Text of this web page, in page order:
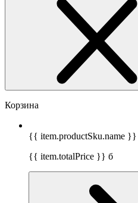
Корзина
{{ item.productSku.name }}
{{ item.totalPrice }} б